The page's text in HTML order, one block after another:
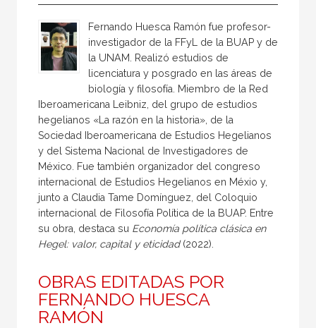
Coordinador
Editor
Escritor
Escritora
Ilustrador
Prologuista
Traductor
Traductora
Fernando Huesca Ramón fue profesor-
investigador de la FFyL de la BUAP y de
la UNAM. Realizó estudios de
licenciatura y posgrado en las áreas de
biología y filosofía. Miembro de la Red
Iberoamericana Leibniz, del grupo de estudios
hegelianos «La razón en la historia», de la
Sociedad Iberoamericana de Estudios Hegelianos
y del Sistema Nacional de Investigadores de
México. Fue también organizador del congreso
internacional de Estudios Hegelianos en Méxio y,
junto a Claudia Tame Domínguez, del Coloquio
internacional de Filosofía Política de la BUAP. Entre
su obra, destaca su Economía política clásica en
Hegel: valor, capital y eticidad(2022).
OBRAS EDITADAS POR
FERNANDO HUESCA
RAMÓN